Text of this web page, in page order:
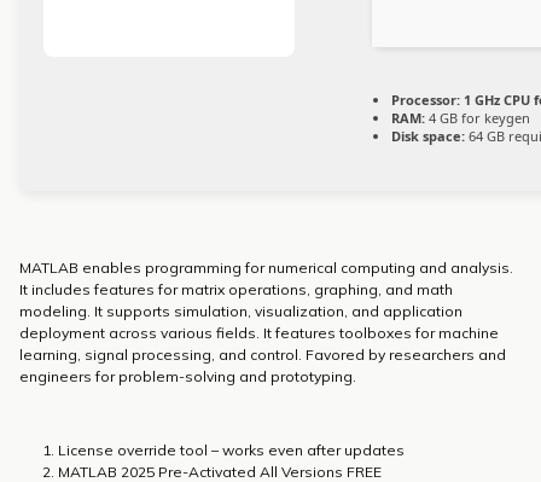
Processor: 1 GHz CPU
RAM: 4 GB for keygen
Disk space: 64 GB
MATLAB enables programming for numerical computing and analysis.
It includes features for matrix operations, graphing, and math
modeling. It supports simulation, visualization, and application
deployment across various fields. It features toolboxes for machine
learning, signal processing, and control. Favored by researchers and
engineers for problem-solving and prototyping.
License override tool – works even after updates
MATLAB 2025 Pre-Activated All Versions FREE